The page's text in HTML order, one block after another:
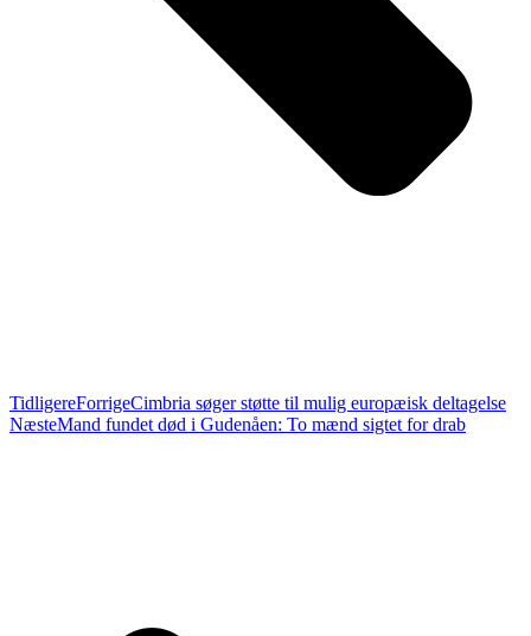
TidligereForrigeCimbria søger støtte til mulig europæisk deltagelse
NæsteMand fundet død i Gudenåen: To mænd sigtet for drab